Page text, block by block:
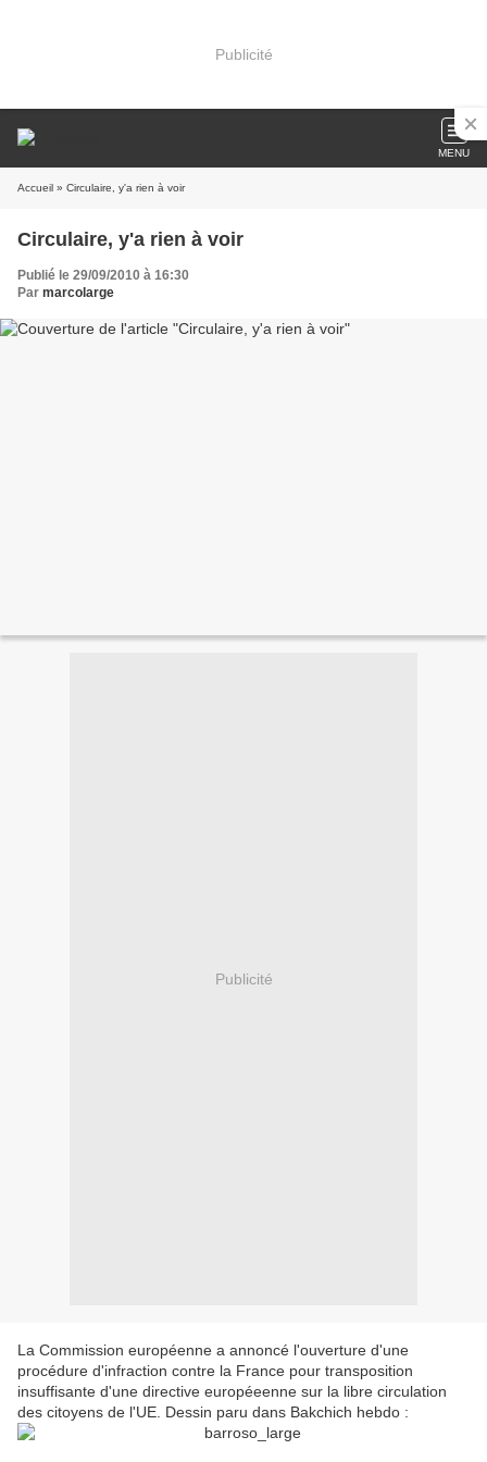
Publicité
MENU
Accueil » Circulaire, y'a rien à voir
Circulaire, y'a rien à voir
Publié le 29/09/2010 à 16:30
Par marcolarge
Publicité
La Commission européenne a annoncé l'ouverture d'une
procédure d'infraction contre la France pour transposition
insuffisante d'une directive européeenne sur la libre circulation
des citoyens de l'UE. Dessin paru dans Bakchich hebdo :